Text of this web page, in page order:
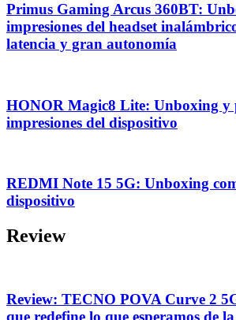
Primus Gaming Arcus 360BT:
impresiones del headset
latencia y gran autonomía
HONOR Magic8 Lite: Unboxing y
impresiones del dispositivo
REDMI Note 15 5G: Unboxing
dispositivo
Review
Review: TECNO POVA Curve 2